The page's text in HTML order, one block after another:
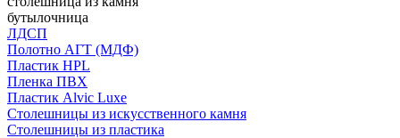
бутылочница
ЛДСП
Полотно АГТ (МДФ)
Пластик HPL
Пленка ПВХ
Пластик Alvic Luxe
Столешницы из искусственного камня
Столешницы из пластика